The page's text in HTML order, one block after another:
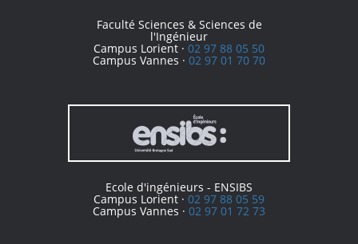
Faculté Sciences & Sciences de
l'Ingénieur
Campus Lorient · 02 97 88 05 50
Campus Vannes · 02 97 01 70 70
Ecole d'ingénieurs - ENSIBS
Campus Lorient · 02 97 88 05 59
Campus Vannes · 02 97 01 72 73